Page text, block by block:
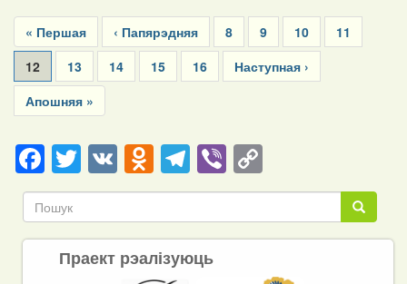
Pagination
First
page
« Першая
Previous
page
‹ Папярэдняя Page
8 Page
9 Page
10 Page
11
Current
page
12 Page
13 Page
14 Page
15 Page
16
Next
page
Наступная ›
Last
page
Апошняя »
Facebook
Twitter
VKOdnoklassniki
Telegram
ViberCopy
Link Пошук
Пошук
Праект рэалізуюць